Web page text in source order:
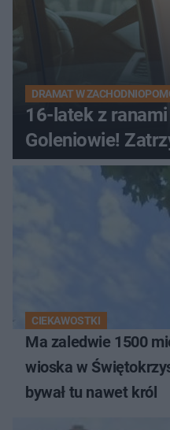
DRAMAT W
16-latek z
Goleniowie!
CIEKAWOSTKI
Ma zaledwie 1500
wioska w
bywał tu nawet król